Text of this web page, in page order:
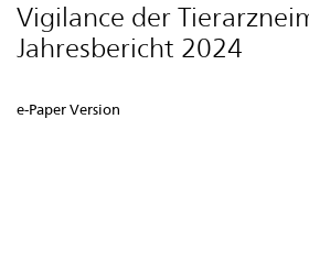
Vigilance der
Jahresbericht 2024
e-Paper Version